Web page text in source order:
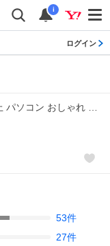
i
ログイン
53件
27件